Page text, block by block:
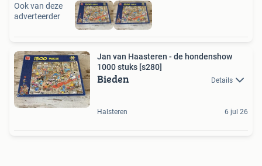
Ook van deze
adverteerder
Jan van Haasteren - de hondenshow
1000 stuks [s280]
Bieden Details
Halsteren 6 jul 26